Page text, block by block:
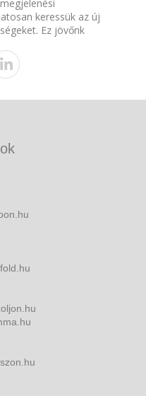
keressük az új
Ez jövőnk